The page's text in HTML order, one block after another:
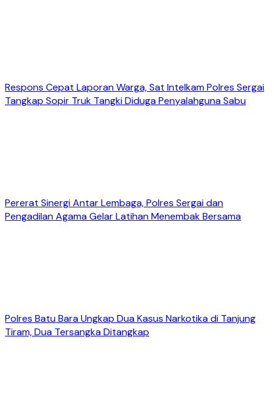
Respons Cepat Laporan Warga, Sat Intelkam Polres Sergai
Tangkap Sopir Truk Tangki Diduga Penyalahguna Sabu
Pererat Sinergi Antar Lembaga, Polres Sergai dan
Pengadilan Agama Gelar Latihan Menembak Bersama
Polres Batu Bara Ungkap Dua Kasus Narkotika di Tanjung
Tiram, Dua Tersangka Ditangkap